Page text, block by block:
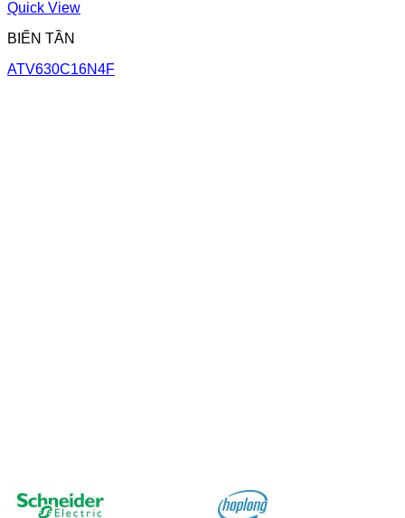
Quick View
BIẾN TẦN
ATV630C16N4F